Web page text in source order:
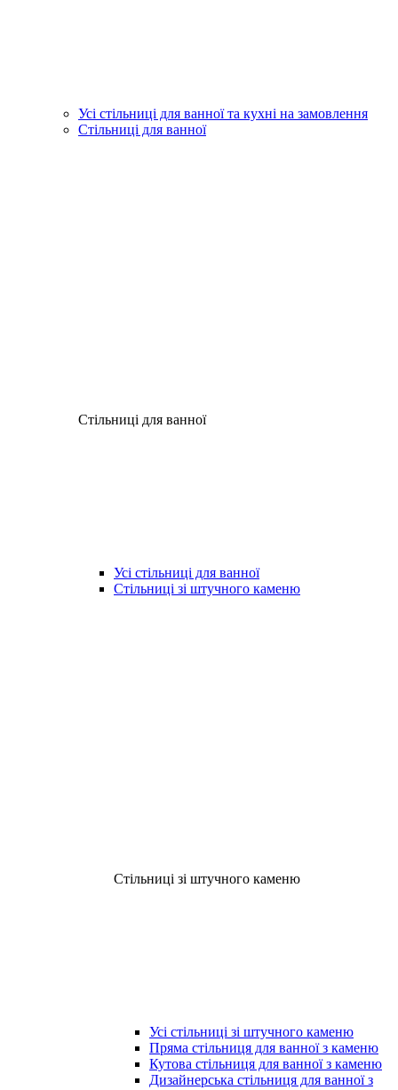
Усі стільниці для ванної та кухні на замовлення
Стільниці для ванної
Стільниці для ванної
Усі стільниці для ванної
Стільниці зі штучного каменю
Стільниці зі штучного каменю
Усі стільниці зі штучного каменю
Пряма стільниця для ванної з каменю
Кутова стільниця для ванної з каменю
Дизайнерська стільниця для ванної з